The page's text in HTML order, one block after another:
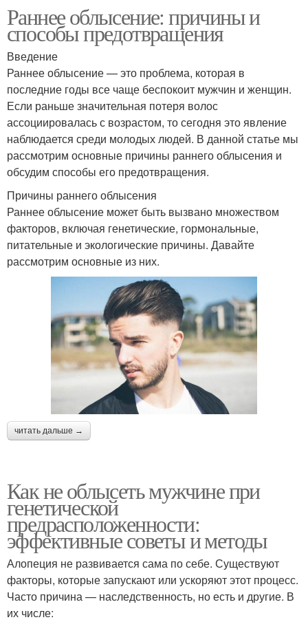
Раннее облысение: причины и
способы предотвращения
Введение
Раннее облысение — это проблема, которая в
последние годы все чаще беспокоит мужчин и женщин.
Если раньше значительная потеря волос
ассоциировалась с возрастом, то сегодня это явление
наблюдается среди молодых людей. В данной статье мы
рассмотрим основные причины раннего облысения и
обсудим способы его предотвращения.
Причины раннего облысения
Раннее облысение может быть вызвано множеством
факторов, включая генетические, гормональные,
питательные и экологические причины. Давайте
рассмотрим основные из них.
читать дальше →
Как не облысеть мужчине при
генетической
предрасположенности:
эффективные советы и методы
Алопеция не развивается сама по себе. Существуют
факторы, которые запускают или ускоряют этот процесс.
Часто причина — наследственность, но есть и другие. В
их числе: